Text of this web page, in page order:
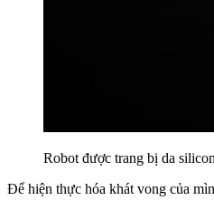
Robot được trang bị da
Để hiện thực hóa khát vong của